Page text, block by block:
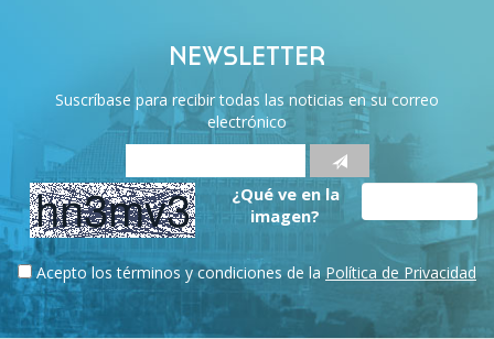
NEWSLETTER
Suscríbase para recibir todas las noticias en su correo
electrónico
¿Qué ve en la
imagen?
Acepto los términos y condiciones de la Política de Privacidad